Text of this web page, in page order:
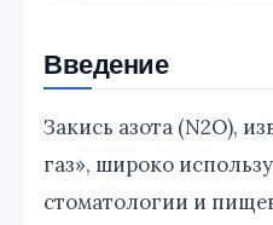
Введение
Закись азота (N2O),
газ», широко
стоматологии и